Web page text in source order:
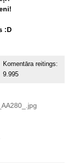
:D
Komentāra reitings:
9.995